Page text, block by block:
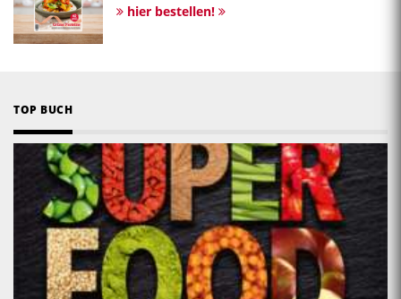
hier bestellen!
TOP BUCH